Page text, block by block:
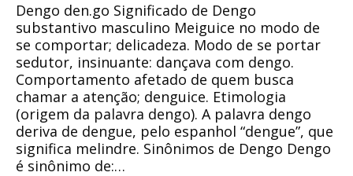
Dengo den.go Significado de Dengo
substantivo masculino Meiguice no modo de
se comportar; delicadeza. Modo de se portar
sedutor, insinuante: dançava com dengo.
Comportamento afetado de quem busca
chamar a atenção; denguice. Etimologia
(origem da palavra dengo). A palavra dengo
deriva de dengue, pelo espanhol “dengue”, que
significa melindre. Sinônimos de Dengo Dengo
é sinônimo de:…